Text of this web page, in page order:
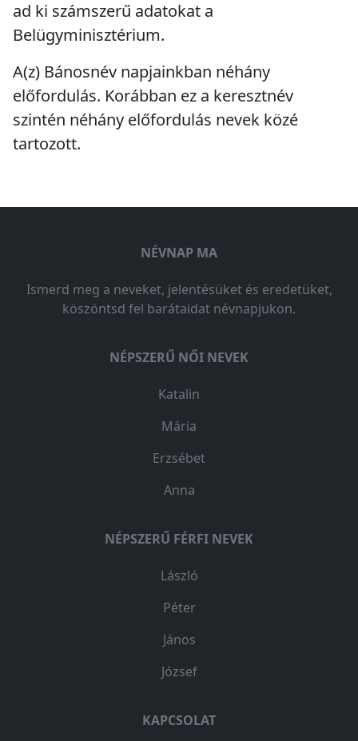
ad ki számszerű adatokat a
Belügyminisztérium.
A(z) Bánosnév napjainkban néhány
előfordulás. Korábban ez a keresztnév
szintén néhány előfordulás nevek közé
tartozott.
NÉVNAP MA
Ismerd meg a neveket, jelentésüket és eredetüket,
köszöntsd fel barátaidat névnapjukon.
NÉPSZERŰ NŐI NEVEK
Katalin
Mária
Erzsébet
Anna
NÉPSZERŰ FÉRFI NEVEK
László
Péter
János
József
KAPCSOLAT